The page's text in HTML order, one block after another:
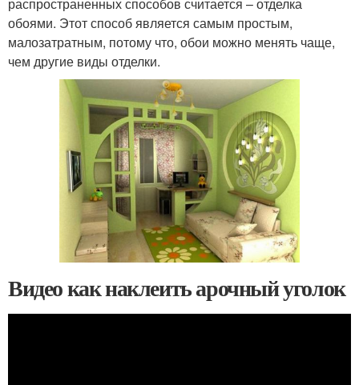
обоями. Этот способ является самым простым,
малозатратным, потому что, обои можно менять чаще,
чем другие виды отделки.
Видео как наклеить арочный уголок